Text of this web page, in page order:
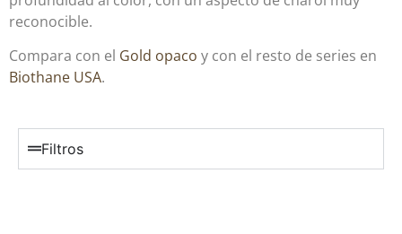
reconocible.
Compara con el Gold opaco y con el resto de series en
Biothane USA.
Filtros